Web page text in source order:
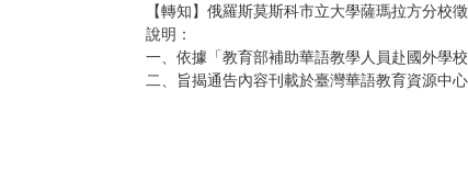
【轉知】俄羅斯莫斯科市立大學薩瑪拉方分
說明：
一、依據「教育部補助華語教學人員赴國外學
二、旨揭通告內容刊載於臺灣華語教育資源中